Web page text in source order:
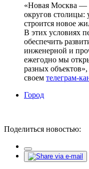
«Новая Москва —
округов столицы:
строится новое
В этих условиях
обеспечить
инженерной и
ежегодно мы
разных
своем телеграм-
Город
Поделиться новостью: